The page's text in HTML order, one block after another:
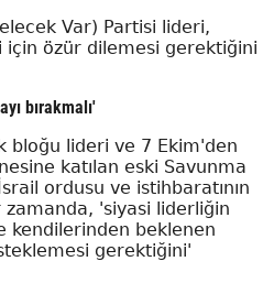
Var) Partisi lideri,
için özür dilemesi gerektiğini
bırakmalı'
bloğu lideri ve 7 Ekim'den
katılan eski Savunma
ordusu ve istihbaratının
'siyasi liderliğin
kendilerinden beklenen
gerektiğini'